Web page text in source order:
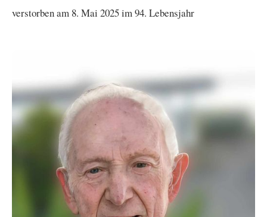
verstorben am 8. Mai 2025 im 94. Lebensjahr